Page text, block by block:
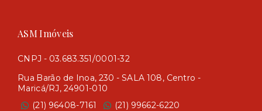
ASM Imóveis
CNPJ - 03.683.351/0001-32
Rua Barão de Inoa, 230 - SALA 108, Centro -
Maricá/RJ, 24901-010
(21) 96408-7161
(21) 99662-6220